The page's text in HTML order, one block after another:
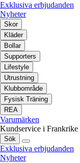
Exklusiva erbjudanden
Nyheter
Skor
Kläder
Bollar
Supporters
Lifestyle
Utrustning
Klubbområde
Fysisk Träning
REA
Varumärken
Kundservice i Frankrike
Sök
Exklusiva erbjudanden
Nyheter